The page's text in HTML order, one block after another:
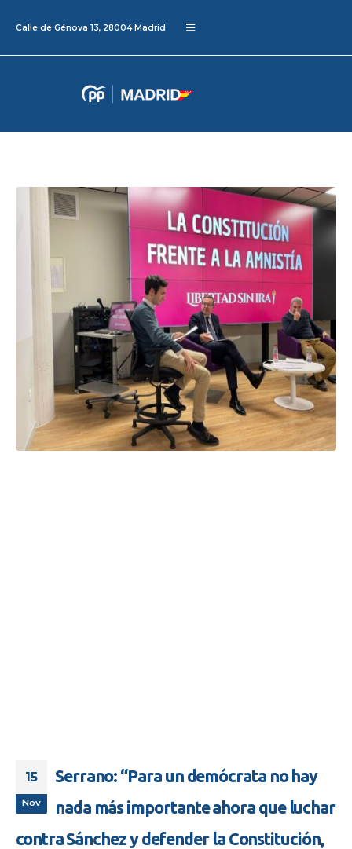
Calle de Génova 13, 28004 Madrid
15
Nov
Serrano: “Para un demócrata no hay
nada más importante ahora que luchar
contra Sánchez y defender la Constitución,